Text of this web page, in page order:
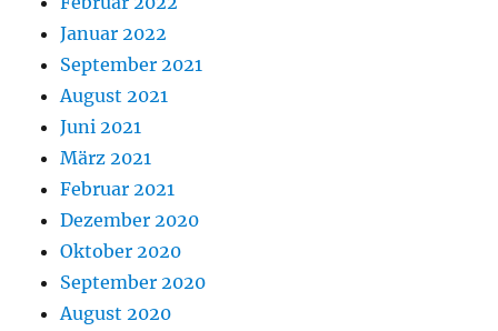
Januar 2022
September 2021
August 2021
Juni 2021
März 2021
Februar 2021
Dezember 2020
Oktober 2020
September 2020
August 2020